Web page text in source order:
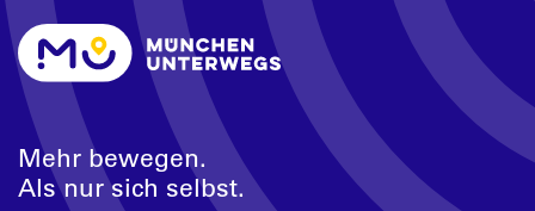
Mehr bewegen.
Als nur sich selbst.